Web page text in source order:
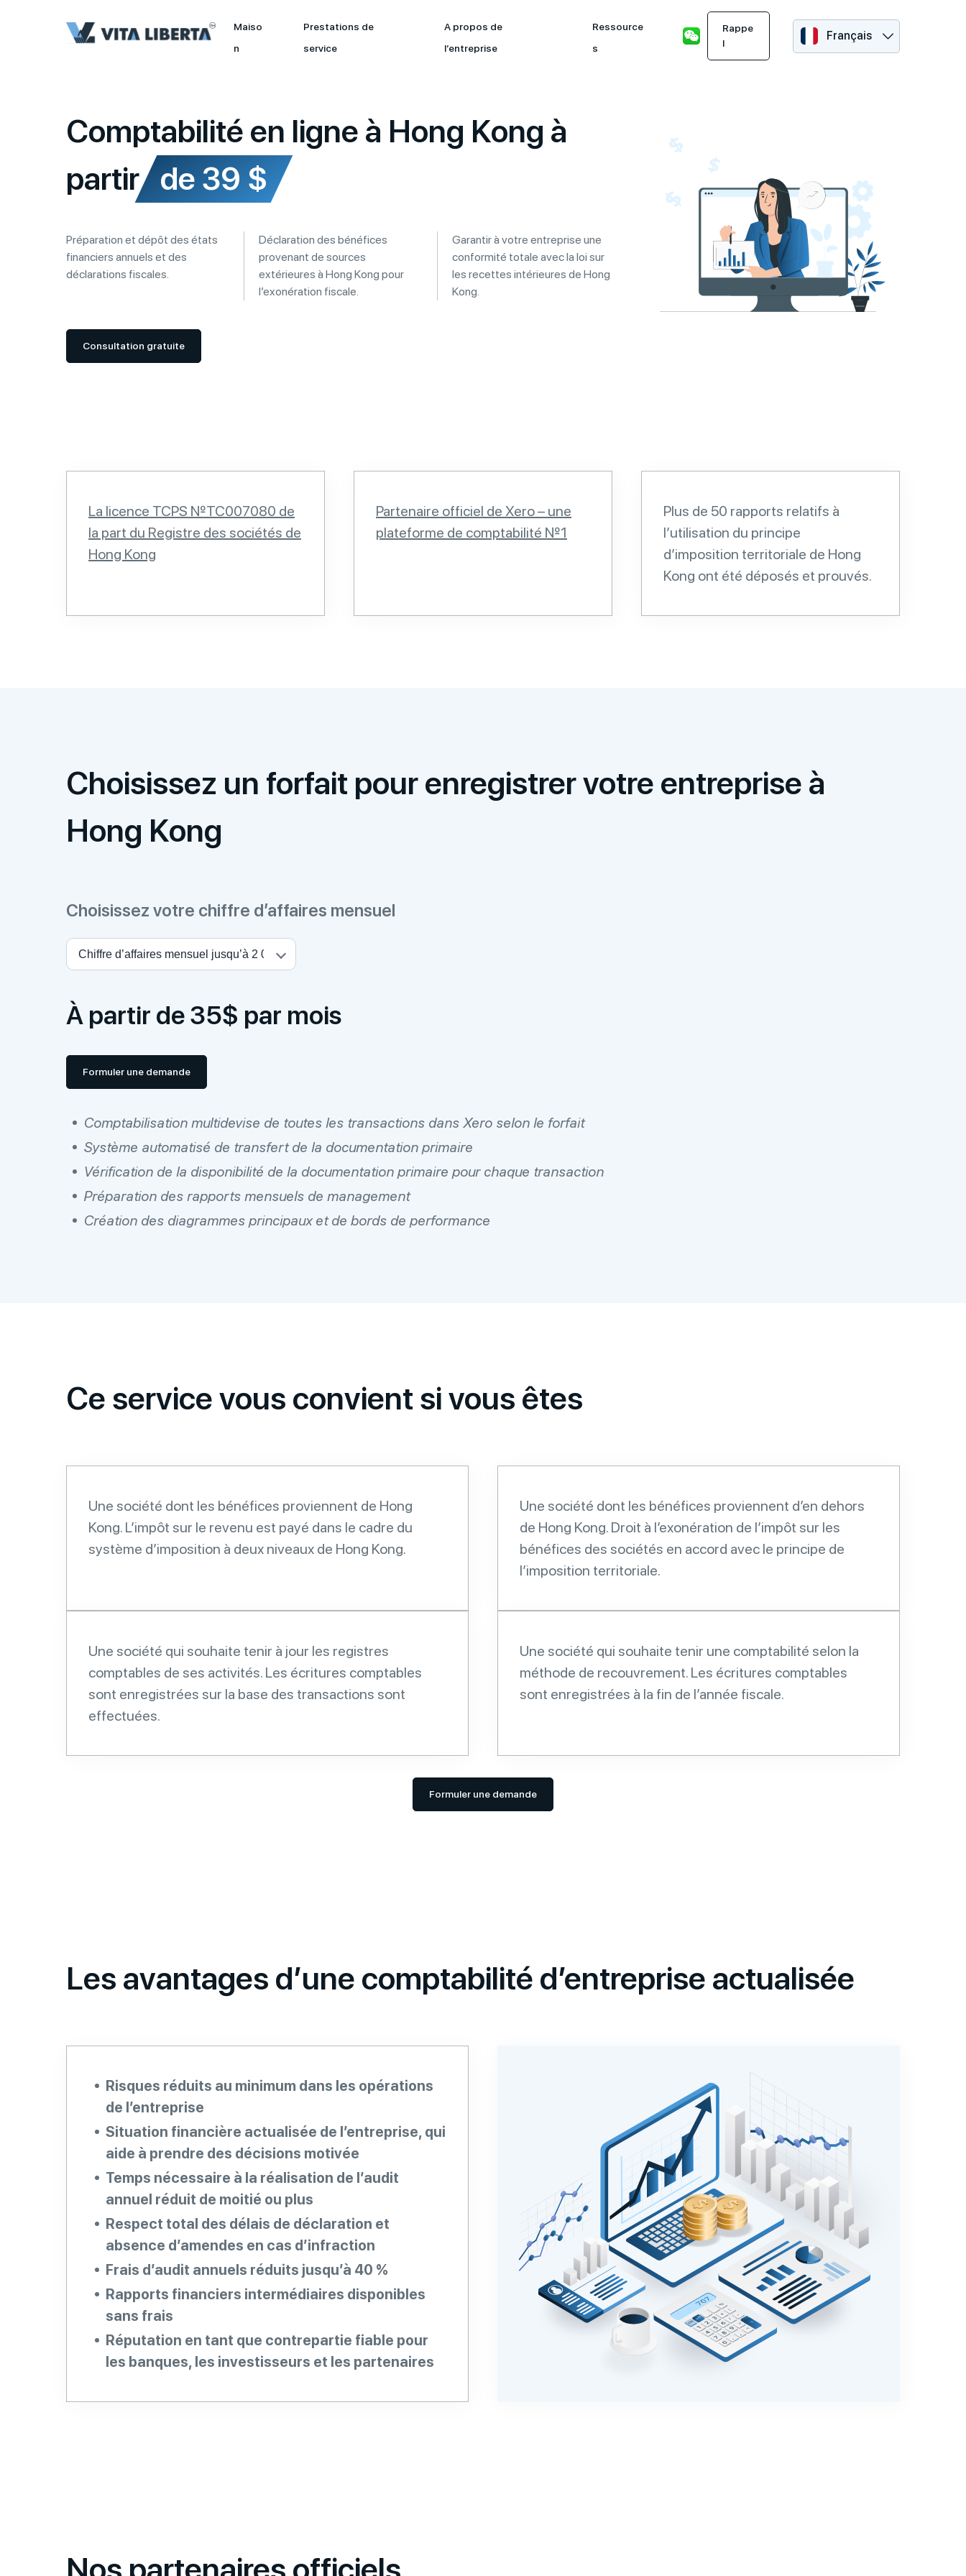
Maiso
n
Prestations de
service
A propos de
l’entreprise
Ressource
s
Rappe
l
Français
Comptabilité en ligne à Hong Kong à
partir de 39 $
Préparation et dépôt des états
financiers annuels et des
déclarations fiscales.
Déclaration des bénéfices
provenant de sources
extérieures à Hong Kong pour
l’exonération fiscale.
Garantir à votre entreprise une
conformité totale avec la loi sur
les recettes intérieures de Hong
Kong.
Consultation gratuite
La licence TCPS №TC007080 de
la part du Registre des sociétés de
Hong Kong
Partenaire officiel de Xero – une
plateforme de comptabilité №1
Plus de 50 rapports relatifs à
l’utilisation du principe
d’imposition territoriale de Hong
Kong ont été déposés et prouvés.
Choisissez un forfait pour enregistrer votre entreprise à
Hong Kong
Choisissez votre chiffre d’affaires mensuel
À partir de 35$ par mois
Formuler une demande
Comptabilisation multidevise de toutes les transactions dans Xero selon le forfait
Système automatisé de transfert de la documentation primaire
Vérification de la disponibilité de la documentation primaire pour chaque transaction
Préparation des rapports mensuels de management
Création des diagrammes principaux et de bords de performance
Ce service vous convient si vous êtes
Une société dont les bénéfices proviennent de Hong
Kong. L’impôt sur le revenu est payé dans le cadre du
système d’imposition à deux niveaux de Hong Kong.
Une société dont les bénéfices proviennent d’en dehors
de Hong Kong. Droit à l’exonération de l’impôt sur les
bénéfices des sociétés en accord avec le principe de
l’imposition territoriale.
Une société qui souhaite tenir à jour les registres
comptables de ses activités. Les écritures comptables
sont enregistrées sur la base des transactions sont
effectuées.
Une société qui souhaite tenir une comptabilité selon la
méthode de recouvrement. Les écritures comptables
sont enregistrées à la fin de l’année fiscale.
Formuler une demande
Les avantages d’une comptabilité d’entreprise actualisée
Risques réduits au minimum dans les opérations
de l’entreprise
Situation financière actualisée de l’entreprise, qui
aide à prendre des décisions motivée
Temps nécessaire à la réalisation de l’audit
annuel réduit de moitié ou plus
Respect total des délais de déclaration et
absence d’amendes en cas d’infraction
Frais d’audit annuels réduits jusqu’à 40 %
Rapports financiers intermédiaires disponibles
sans frais
Réputation en tant que contrepartie fiable pour
les banques, les investisseurs et les partenaires